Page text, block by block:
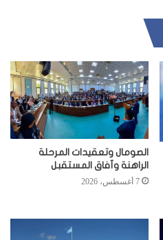
الصومال وتعقيدات المرحلة
الراهنة وآفاق المستقبل
7 أغسطس، 2026